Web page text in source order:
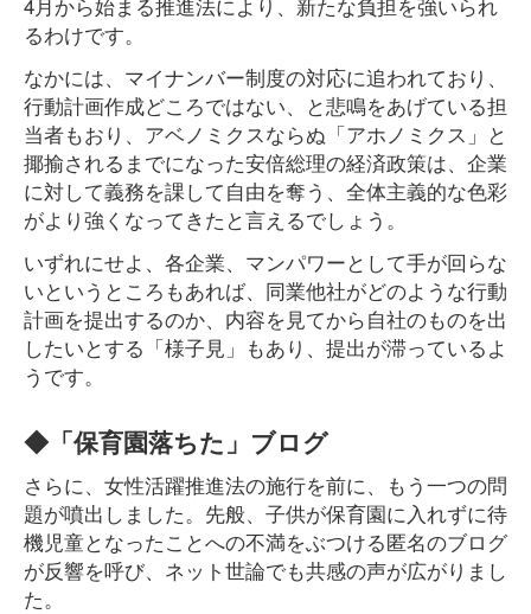
るわけです。
なかには、マイナンバー制度の対応に追われており、
行動計画作成どころではない、と悲鳴をあげている担
当者もおり、アベノミクスならぬ「アホノミクス」と
揶揄されるまでになった安倍総理の経済政策は、企業
に対して義務を課して自由を奪う、全体主義的な色彩
がより強くなってきたと言えるでしょう。
いずれにせよ、各企業、マンパワーとして手が回らな
いというところもあれば、同業他社がどのような行動
計画を提出するのか、内容を見てから自社のものを出
したいとする「様子見」もあり、提出が滞っているよ
うです。
◆「保育園落ちた」ブログ
さらに、女性活躍推進法の施行を前に、もう一つの問
題が噴出しました。先般、子供が保育園に入れずに待
機児童となったことへの不満をぶつける匿名のブログ
が反響を呼び、ネット世論でも共感の声が広がりまし
た。